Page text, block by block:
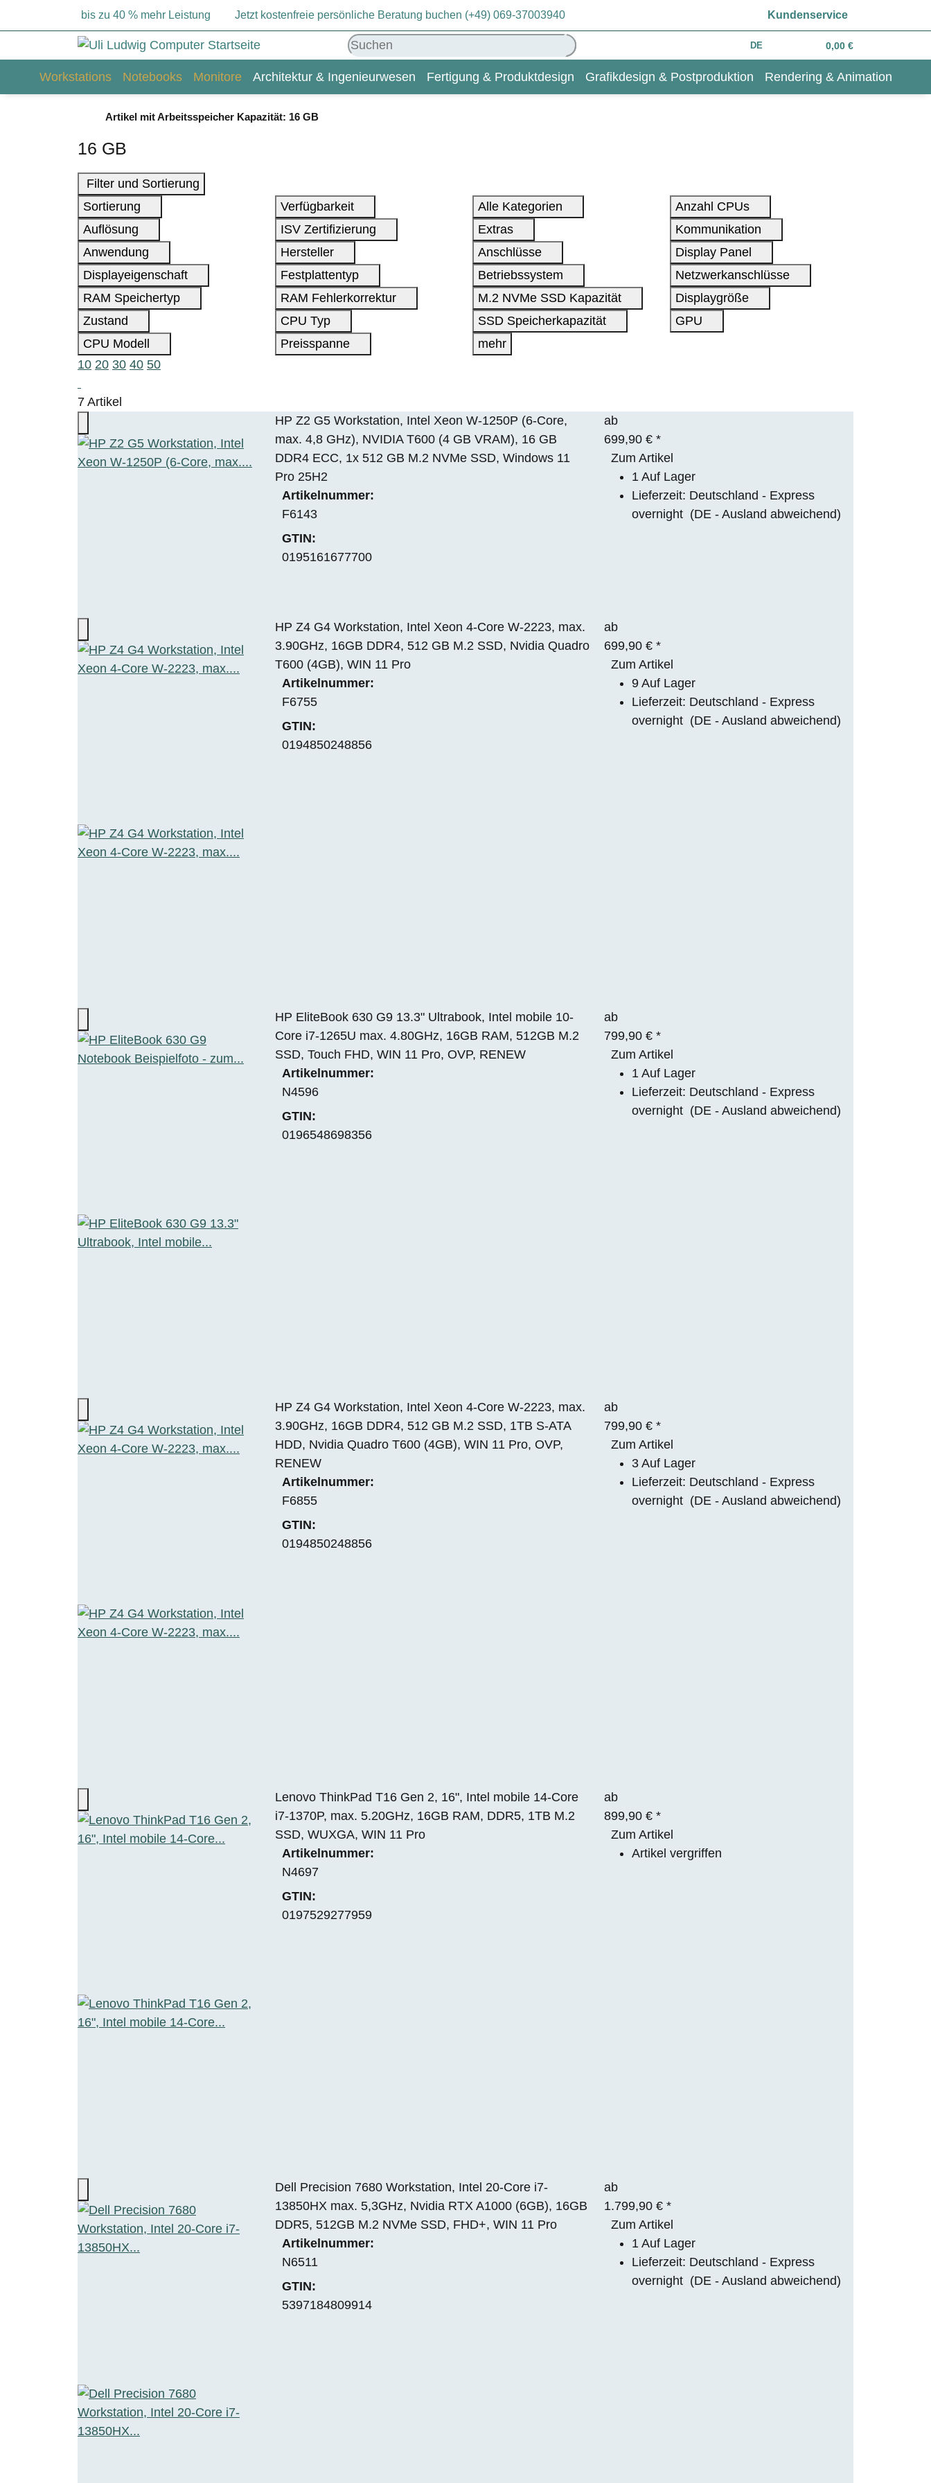
bis zu 40 % mehr Leistung Jetzt kostenfreie persönliche Beratung buchen (+49) 069-37003940 Kundenservice
DE 0,00 €
Workstations Notebooks Monitore Architektur & Ingenieurwesen Fertigung & Produktdesign Grafikdesign & Postproduktion Rendering & Animation
Artikel mit Arbeitsspeicher Kapazität: 16 GB
16 GB
Filter und Sortierung
Sortierung
Verfügbarkeit Alle Kategorien
Anzahl CPUs
Auflösung
ISV Zertifizierung Extras
Kommunikation
Anwendung
Hersteller Anschlüsse
Display Panel
Displayeigenschaft
Festplattentyp Betriebssystem
Netzwerkanschlüsse
RAM Speichertyp
RAM Fehlerkorrektur M.2 NVMe SSD Kapazität
Displaygröße
Zustand
CPU Typ SSD Speicherkapazität
GPU
CPU Modell
Preisspanne
mehr
10 20 30 40 50
7 Artikel
HP Z2 G5 Workstation, Intel Xeon W-1250P (6-Core,
max. 4,8 GHz), NVIDIA T600 (4 GB VRAM), 16 GB
DDR4 ECC, 1x 512 GB M.2 NVMe SSD, Windows 11
Pro 25H2
Artikelnummer:
F6143
GTIN:
0195161677700
ab
699,90 € *
Zum Artikel
1 Auf Lager
Lieferzeit: Deutschland - Express
overnight (DE - Ausland abweichend)
HP Z4 G4 Workstation, Intel Xeon 4-Core W-2223, max.
3.90GHz, 16GB DDR4, 512 GB M.2 SSD, Nvidia Quadro
T600 (4GB), WIN 11 Pro
Artikelnummer:
F6755
GTIN:
0194850248856
ab
699,90 € *
Zum Artikel
9 Auf Lager
Lieferzeit: Deutschland - Express
overnight (DE - Ausland abweichend)
HP EliteBook 630 G9 13.3" Ultrabook, Intel mobile 10-
Core i7-1265U max. 4.80GHz, 16GB RAM, 512GB M.2
SSD, Touch FHD, WIN 11 Pro, OVP, RENEW
Artikelnummer:
N4596
GTIN:
0196548698356
ab
799,90 € *
Zum Artikel
1 Auf Lager
Lieferzeit: Deutschland - Express
overnight (DE - Ausland abweichend)
HP Z4 G4 Workstation, Intel Xeon 4-Core W-2223, max.
3.90GHz, 16GB DDR4, 512 GB M.2 SSD, 1TB S-ATA
HDD, Nvidia Quadro T600 (4GB), WIN 11 Pro, OVP,
RENEW
Artikelnummer:
F6855
GTIN:
0194850248856
ab
799,90 € *
Zum Artikel
3 Auf Lager
Lieferzeit: Deutschland - Express
overnight (DE - Ausland abweichend)
Lenovo ThinkPad T16 Gen 2, 16", Intel mobile 14-Core
i7-1370P, max. 5.20GHz, 16GB RAM, DDR5, 1TB M.2
SSD, WUXGA, WIN 11 Pro
Artikelnummer:
N4697
GTIN:
0197529277959
ab
899,90 € *
Zum Artikel
Artikel vergriffen
Dell Precision 7680 Workstation, Intel 20-Core i7-
13850HX max. 5,3GHz, Nvidia RTX A1000 (6GB), 16GB
DDR5, 512GB M.2 NVMe SSD, FHD+, WIN 11 Pro
Artikelnummer:
N6511
GTIN:
5397184809914
ab
1.799,90 € *
Zum Artikel
1 Auf Lager
Lieferzeit: Deutschland - Express
overnight (DE - Ausland abweichend)